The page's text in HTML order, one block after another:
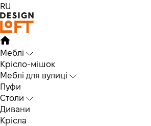
RU
Меблі
Крісло-мішок
Меблі для вулиці
Пуфи
Столи
Дивани
Крісла